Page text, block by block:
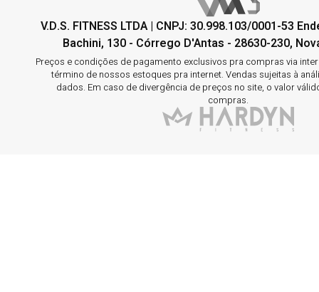
V.D.S. FITNESS LTDA | CNPJ: 30.998.103/0001-53
Bachini, 130 - Córrego D'Antas - 28630-230,
Preços e condições de pagamento exclusivos pra compras via
término de nossos estoques pra internet. Vendas sujeitas à
dados. Em caso de divergência de preços no site, o valor
compras.